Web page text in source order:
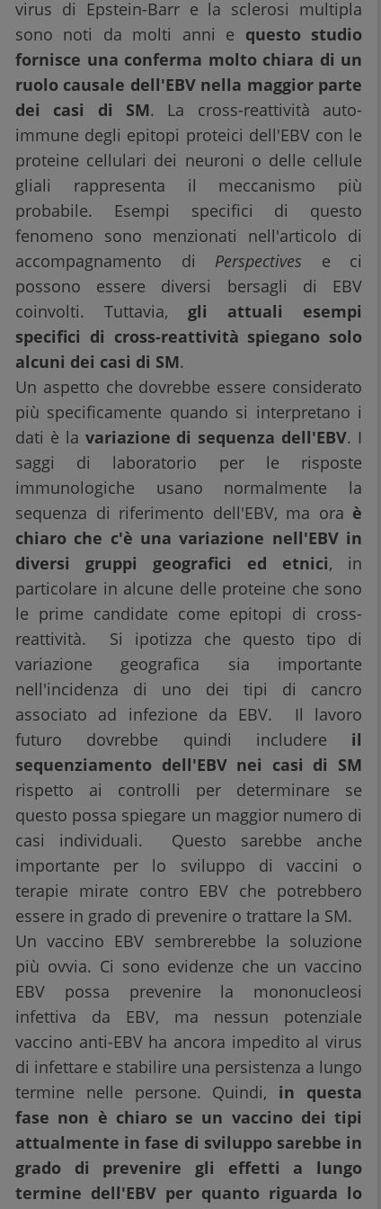
virus di Epstein-Barr e la sclerosi multipla
sono noti da molti anni e questo studio
fornisce una conferma molto chiara di un
ruolo causale dell'EBV nella maggior parte
dei casi di SM. La cross-reattività auto-
immune degli epitopi proteici dell'EBV con le
proteine cellulari dei neuroni o delle cellule
gliali rappresenta il meccanismo più
probabile. Esempi specifici di questo
fenomeno sono menzionati nell'articolo di
accompagnamento di Perspectives e ci
possono essere diversi bersagli di EBV
coinvolti. Tuttavia, gli attuali esempi
specifici di cross-reattività spiegano solo
alcuni dei casi di SM.
Un aspetto che dovrebbe essere considerato
più specificamente quando si interpretano i
dati è la variazione di sequenza dell'EBV. I
saggi di laboratorio per le risposte
immunologiche usano normalmente la
sequenza di riferimento dell'EBV, ma ora è
chiaro che c'è una variazione nell'EBV in
diversi gruppi geografici ed etnici, in
particolare in alcune delle proteine che sono
le prime candidate come epitopi di cross-
reattività. Si ipotizza che questo tipo di
variazione geografica sia importante
nell'incidenza di uno dei tipi di cancro
associato ad infezione da EBV. Il lavoro
futuro dovrebbe quindi includere il
sequenziamento dell'EBV nei casi di SM
rispetto ai controlli per determinare se
questo possa spiegare un maggior numero di
casi individuali. Questo sarebbe anche
importante per lo sviluppo di vaccini o
terapie mirate contro EBV che potrebbero
essere in grado di prevenire o trattare la SM.
Un vaccino EBV sembrerebbe la soluzione
più ovvia. Ci sono evidenze che un vaccino
EBV possa prevenire la mononucleosi
infettiva da EBV, ma nessun potenziale
vaccino anti-EBV ha ancora impedito al virus
di infettare e stabilire una persistenza a lungo
termine nelle persone. Quindi, in questa
fase non è chiaro se un vaccino dei tipi
attualmente in fase di sviluppo sarebbe in
grado di prevenire gli effetti a lungo
termine dell'EBV per quanto riguarda lo